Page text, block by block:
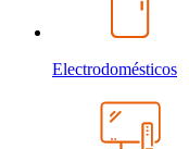
Electrodomésticos